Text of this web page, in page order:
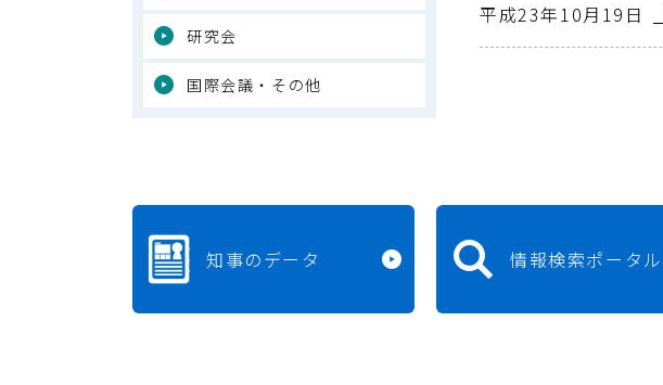
平成23年10月19日
研究会
国際会議・その他
知事のデータ 情報検索ポータル